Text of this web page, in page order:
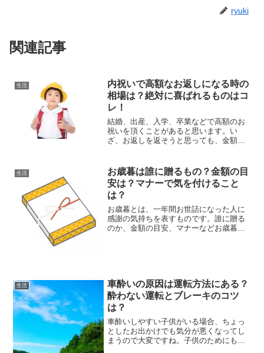
ryuki
関連記事
生活
内祝いで高額なお返しになる時の
相場は？絶対に喜ばれるものはコ
レ！
結婚、出産、入学、卒業などで高額のお
祝いを頂くことがあると思います。い
ざ、お返しを返そうと思っても、金額が
としては少しでも喜んでいただけるもの
を贈りたいものですね。今回...
生活
お歳暮は誰に贈るもの？金額の目
安は？マナーで気を付けること
は？
お歳暮とは、一年間お世話になった人に
感謝の気持ちを表すものです。誰に贈る
のか、金額の目安、マナーなどお歳暮情
生活
車酔いの原因は運転方法にある？
酔わない運転とブレーキのコツ
は？
車酔いしやすい子供がいる場合、ちょっ
としたお出かけでも気分が悪くなってし
まうので大変ですね。子供のためにも車